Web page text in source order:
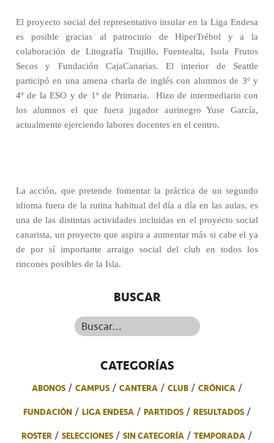
El proyecto social del representativo insular en la Liga Endesa
es posible gracias al patrocinio de HiperTrébol y a la
colaboración de Litografía Trujillo, Fuentealta, Isola Frutos
Secos y Fundación CajaCanarias. El interior de Seattle
participó en una amena charla de inglés con alumnos de 3º y
4º de la ESO y de 1º de Primaria.
Hizo de intermediario con
los alumnos el que fuera jugador aurinegro Yuse García,
actualmente ejerciendo labores docentes en el centro.
La acción, que pretende fomentar la práctica de un segundo
idioma fuera de la rutina habitual del día a día en las aulas, es
una de las distintas actividades incluidas en el proyecto social
canarista, un proyecto que aspira a aumentar más si cabe el ya
de por sí importante arraigo social del club en todos los
rincones posibles de la Isla.
BUSCAR
Buscar...
CATEGORÍAS
ABONOS CAMPUS CANTERA CLUB
CRÓNICA
FUNDACIÓN
LIGA ENDESA PARTIDOS
RESULTADOS
ROSTER
SELECCIONES SIN CATEGORÍA
TEMPORADA